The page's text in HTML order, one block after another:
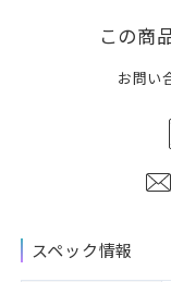
この商
お問い
スペック情報